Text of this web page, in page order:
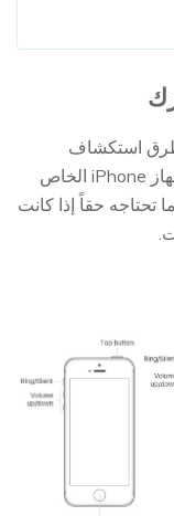
طرق استكشاف
الأخطاء المعقدة هو ببساطة إعادة تشغيل جهاز iPhone الخاص
تحتاجه حقاً إذا كانت